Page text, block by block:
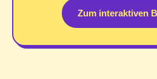
Zum interaktiven